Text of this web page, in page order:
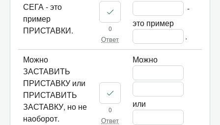
СЕГА - это
пример
ПРИСТАВКИ.
0
Ответ
-
это пример
Можно
ЗАСТАВИТЬ
ПРИСТАВКУ или
ПРИСТАВИТЬ
ЗАСТАВКУ, но не
наоборот.
0
Ответ
Можно
или